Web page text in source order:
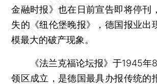
金融时报》也在日前宣告即将停刊
失的《纽伦堡晚报》，德国报业出
模最大的破产现象。
《法兰克福论坛报》于1945年8
领区成立，是德国最具办报传统的